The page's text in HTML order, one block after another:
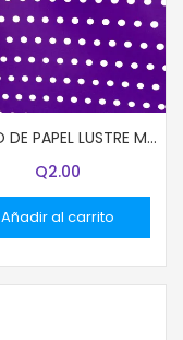
PLIEGO DE PAPEL LUSTRE MORADO CON PUNTITOS
Q2.00
Añadir al carrito